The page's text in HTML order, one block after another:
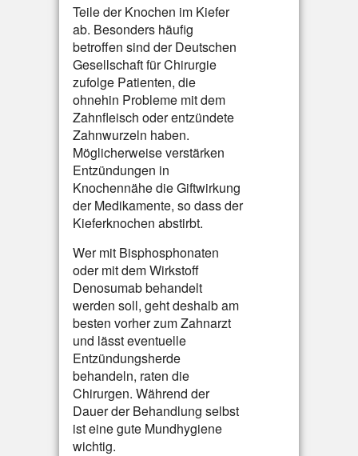
Teile der Knochen im Kiefer
ab. Besonders häufig
betroffen sind der Deutschen
Gesellschaft für Chirurgie
zufolge Patienten, die
ohnehin Probleme mit dem
Zahnfleisch oder entzündete
Zahnwurzeln haben.
Möglicherweise verstärken
Entzündungen in
Knochennähe die Giftwirkung
der Medikamente, so dass der
Kieferknochen abstirbt.
Wer mit Bisphosphonaten
oder mit dem Wirkstoff
Denosumab behandelt
werden soll, geht deshalb am
besten vorher zum Zahnarzt
und lässt eventuelle
Entzündungsherde
behandeln, raten die
Chirurgen. Während der
Dauer der Behandlung selbst
ist eine gute Mundhygiene
wichtig.